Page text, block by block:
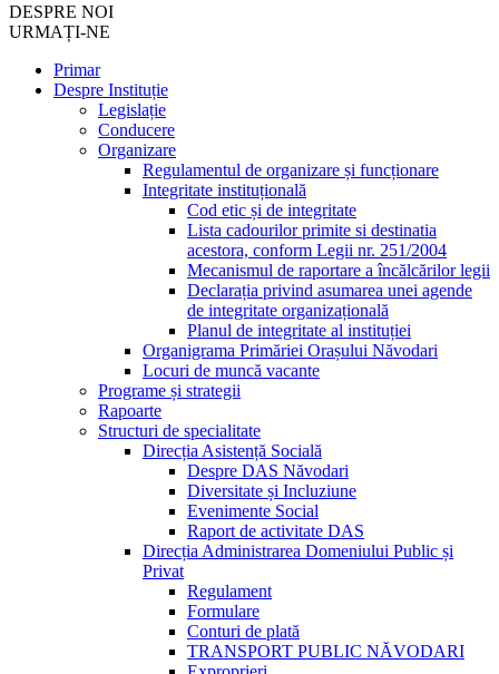
DESPRE NOI
URMAȚI-NE
Primar
Despre Instituție
Legislație
Conducere
Organizare
Regulamentul de organizare și funcționare
Integritate instituțională
Cod etic și de integritate
Lista cadourilor primite si destinatia
acestora, conform Legii nr. 251/2004
Mecanismul de raportare a încălcărilor legii
Declarația privind asumarea unei agende
de integritate organizațională
Planul de integritate al instituției
Organigrama Primăriei Orașului Năvodari
Locuri de muncă vacante
Programe și strategii
Rapoarte
Structuri de specialitate
Direcția Asistență Socială
Despre DAS Năvodari
Diversitate și Incluziune
Evenimente Social
Raport de activitate DAS
Direcția Administrarea Domeniului Public și
Privat
Regulament
Formulare
Conturi de plată
TRANSPORT PUBLIC NĂVODARI